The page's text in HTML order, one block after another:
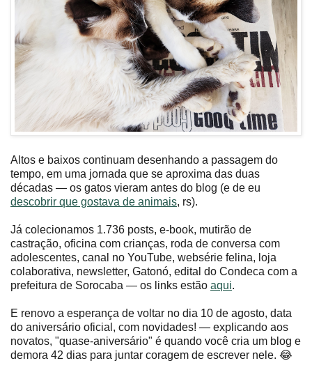
Altos e baixos continuam desenhando a passagem do
tempo, em uma jornada que se aproxima das duas
décadas — os gatos vieram antes do blog (e de eu
descobrir que gostava de animais, rs).
Já colecionamos 1.736 posts, e-book, mutirão de
castração, oficina com crianças, roda de conversa com
adolescentes, canal no YouTube, websérie felina, loja
colaborativa, newsletter, Gatonó, edital do Condeca com a
prefeitura de Sorocaba — os links estão aqui.
E renovo a esperança de voltar no dia 10 de agosto, data
do aniversário oficial, com novidades! — explicando aos
novatos, "quase-aniversário" é quando você cria um blog e
demora 42 dias para juntar coragem de escrever nele. 😂